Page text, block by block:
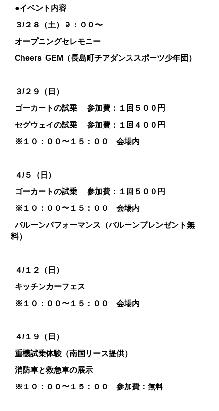
●イベント内容
３/２８（土）９：００〜
オープニングセレモニー
Cheers GEM（長島町チアダンススポーツ少年団）
３/２９（日）
ゴーカートの試乗 参加費：１回５００円
セグウェイの試乗 参加費：１回４００円
※１０：００〜１５：００ 会場内
４/５（日）
ゴーカートの試乗 参加費：１回５００円
※１０：００〜１５：００ 会場内
バルーンパフォーマンス（バルーンプレンゼント無
料）
４/１２（日）
キッチンカーフェス
※１０：００〜１５：００ 会場内
４/１９（日）
重機試乗体験（南国リース提供）
消防車と救急車の展示
※１０：００〜１５：００ 参加費：無料